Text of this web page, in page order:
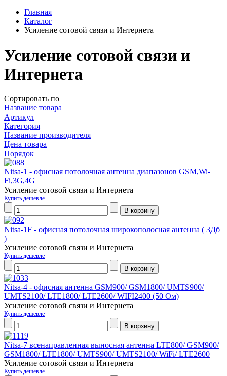
Главная
Каталог
Усиление сотовой связи и Интернета
Усиление сотовой связи и
Интернета
Сортировать по
Название товара
Артикул
Категория
Название производителя
Цена товара
Порядок
Nitsa-1 - офисная потолочная антенна диапазонов GSM,Wi-
Fi,3G,4G
Усиление сотовой связи и Интернета
Купить дешевле
Nitsa-1F - офисная потолочная широкополосная антенна ( 3Дб
)
Усиление сотовой связи и Интернета
Купить дешевле
Nitsa-4 - офисная антенна GSM900/ GSM1800/ UMTS900/
UMTS2100/ LTE1800/ LTE2600/ WIFI2400 (50 Ом)
Усиление сотовой связи и Интернета
Купить дешевле
Nitsa-7 всенаправленная выносная антенна LTE800/ GSM900/
GSM1800/ LTE1800/ UMTS900/ UMTS2100/ WiFi/ LTE2600
Усиление сотовой связи и Интернета
Купить дешевле